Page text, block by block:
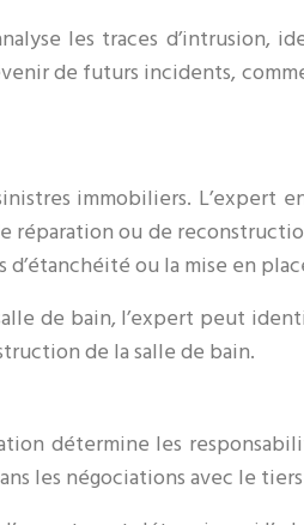
les traces
de futurs incidents,
immobiliers.
ou de
ou la mise en
de bain, l’expert peut
de la salle de bain.
détermine les
les négociations avec le